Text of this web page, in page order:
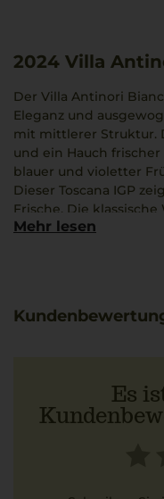
2024 Villa
Der Villa Antinori
Eleganz und
mit mittlerer Struktur.
und ein Hauch
blauer und violetter
Dieser Toscana IGP
Frische. Die
Sangiovese, der
Mehr lesen
Es